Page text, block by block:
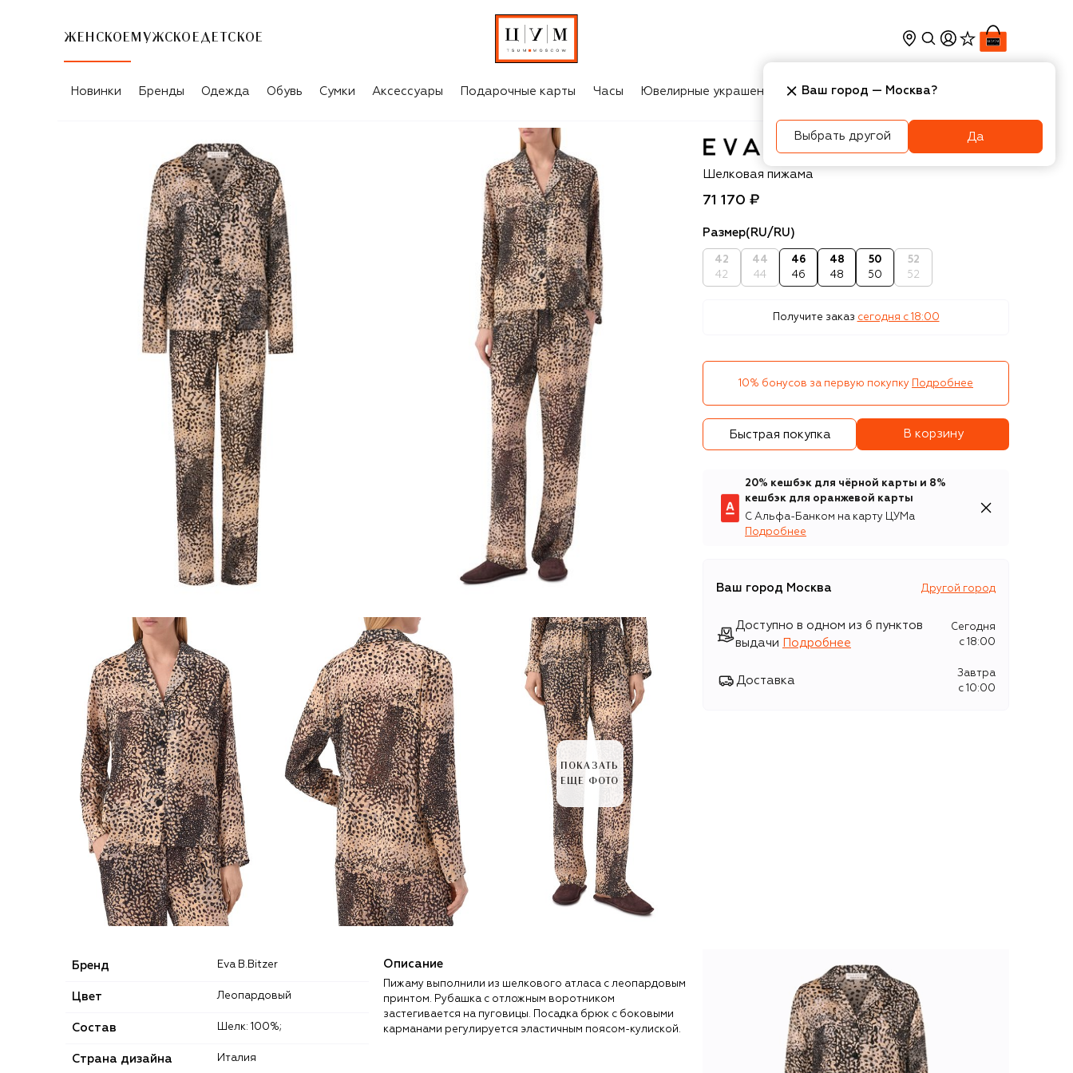
ЖЕНСКОЕ МУЖСКОЕ ДЕТСКОЕ
Новинки Бренды Одежда Обувь Сумки Аксессуары Подарочные карты Часы Ювелирные украшения Косметика Интерьер
ПОКАЗАТЬ
ЕЩЕ ФОТО
Eva B.Bitzer
Шелковая пижама
71 170 ₽
Размер(RU/RU)
42
42
44
44
46
46
48
48
50
50
52
52
Получите заказ сегодня c 18:00
10% бонусов за первую покупку Подробнее
Быстрая покупка В корзину
20% кешбэк для чёрной карты и 8%
кешбэк для оранжевой карты
С Альфа-Банком на карту ЦУМа
Подробнее
Ваш город Москва Другой город
Доступно в одном из 6 пунктов
выдачи
Подробнее
Сегодня
c 18:00
Доставка
Завтра
c 10:00
Бренд Eva B.Bitzer
Цвет Леопардовый
Состав Шелк: 100%;
Страна дизайна Италия
Описание
Пижаму выполнили из шелкового атласа с леопардовым
принтом. Рубашка с отложным воротником
застегивается на пуговицы. Посадка брюк с боковыми
карманами регулируется эластичным поясом-кулиской.
Ваш город — Москва?
Выбрать другой Да